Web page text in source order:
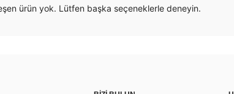
ürün yok. Lütfen başka seçeneklerle deneyin.